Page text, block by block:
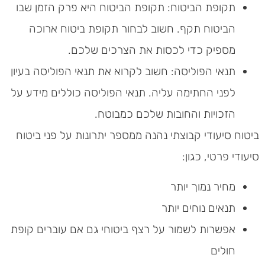
תקופת הביטוח: תקופת הביטוח היא פרק הזמן שבו
הביטוח תקף. חשוב לבחור תקופת ביטוח ארוכה
מספיק כדי לכסות את הצרכים שלכם.
תנאי הפוליסה: חשוב לקרוא את תנאי הפוליסה בעיון
לפני החתימה עליה. תנאי הפוליסה כוללים מידע על
הזכויות והחובות שלכם כמבוטח.
ביטוח סיעודי קבוצתי נהנה ממספר יתרונות על פני ביטוח
סיעודי פרטי, כגון:
מחיר נמוך יותר
תנאים נוחים יותר
אפשרות לשמור על רצף ביטוחי גם אם עוברים קופת
חולים